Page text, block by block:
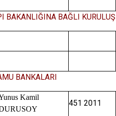
BAKANLIĞINA BAĞLI
BANKALARI
Kamil
451 2011